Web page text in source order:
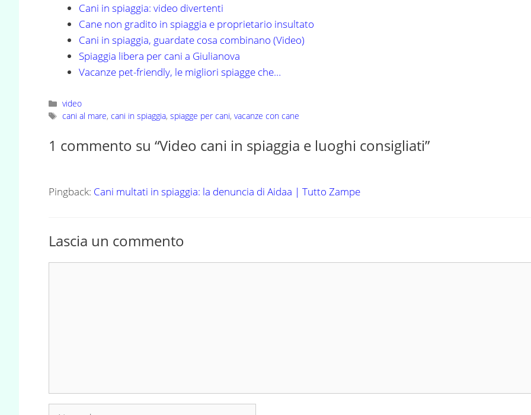
Cani in spiaggia: video divertenti
Cane non gradito in spiaggia e proprietario insultato
Cani in spiaggia, guardate cosa combinano (Video)
Spiaggia libera per cani a Giulianova
Vacanze pet-friendly, le migliori spiagge che…
Categorie
video
Tag
cani al mare,cani in spiaggia,spiagge per cani,vacanze con cane
1 commento su “Video cani in spiaggia e luoghi consigliati”
Pingback: Cani multati in spiaggia: la denuncia di Aidaa | Tutto Zampe
Lascia un commento
Nome